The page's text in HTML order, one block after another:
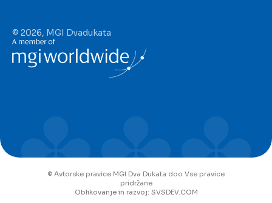
© 2026, MGI Dvadukata
© Avtorske pravice MGI Dva Dukata doo Vse pravice
pridržane
Oblikovanje in razvoj: SVSDEV.COM